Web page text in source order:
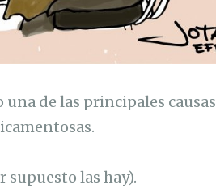
de las principales causas
supuesto las hay).